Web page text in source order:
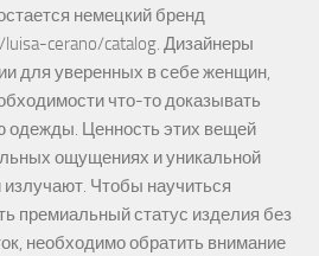
немецкий бренд
cerano/catalog. Дизайнеры
для уверенных в себе женщин,
что-то доказывать
Ценность этих вещей
ощущениях и уникальной
излучают. Чтобы научиться
премиальный статус изделия без
необходимо обратить внимание